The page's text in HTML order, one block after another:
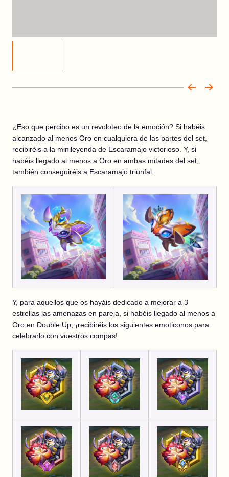
¿Eso que percibo es un revoloteo de la emoción? Si habéis
alcanzado al menos Oro en cualquiera de las partes del set,
recibiréis a la minileyenda de Escaramajo victorioso. Y, si
habéis llegado al menos a Oro en ambas mitades del set,
también conseguiréis a Escaramajo triunfal.
Y, para aquellos que os hayáis dedicado a mejorar a 3
estrellas las amenazas en pareja, si habéis llegado al menos a
Oro en Double Up, ¡recibiréis los siguientes emoticonos para
celebrarlo con vuestros compas!